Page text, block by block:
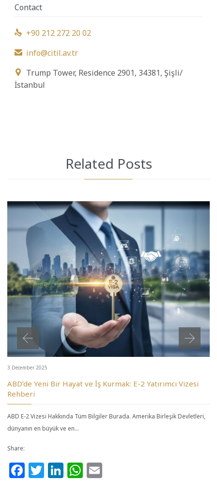
Contact
 +90 212 272 20 02
 info@citil.av.tr

Trump Tower, Residence 2901, 34381, Şişli/
İstanbul
Related Posts
3 December 2025
ABD’de Yeni Bir Hayat ve İş Kurmak: E-2 Yatırımcı Vizesi
Rehberi
ABD E-2 Vizesi Hakkında Tüm Bilgiler Burada. Amerika Birleşik Devletleri,
dünyanın en büyük ve en…
Share:
Facebook
Twitter
LinkedIn
WhatsApp